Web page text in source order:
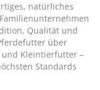
natürliches
Qualität und
über
Kleintierfutter –
Standards